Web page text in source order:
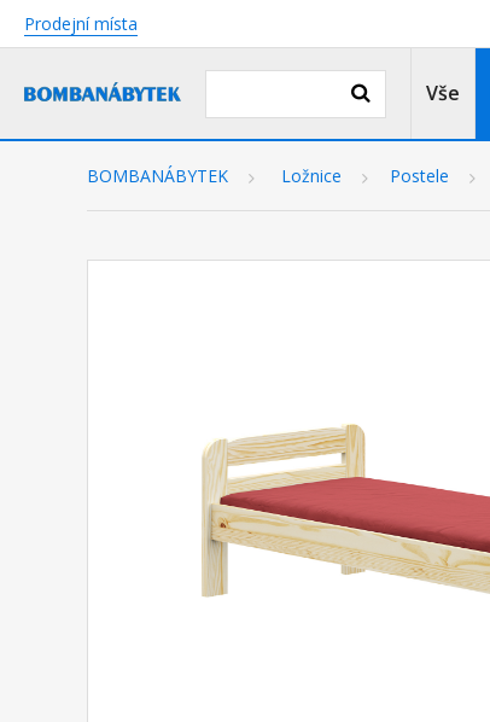
Prodejní místa
Vše
BOMBANÁBYTEK Ložnice Postele